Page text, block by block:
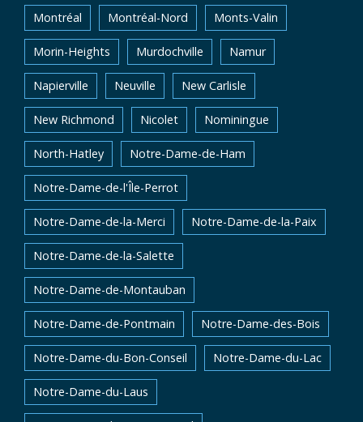
Montréal Montréal-Nord Monts-Valin
Morin-Heights Murdochville Namur
Napierville Neuville New Carlisle
New Richmond Nicolet Nominingue
North-Hatley Notre-Dame-de-Ham
Notre-Dame-de-l'Île-Perrot
Notre-Dame-de-la-Merci Notre-Dame-de-la-Paix
Notre-Dame-de-la-Salette
Notre-Dame-de-Montauban
Notre-Dame-de-Pontmain Notre-Dame-des-Bois
Notre-Dame-du-Bon-Conseil Notre-Dame-du-Lac
Notre-Dame-du-Laus